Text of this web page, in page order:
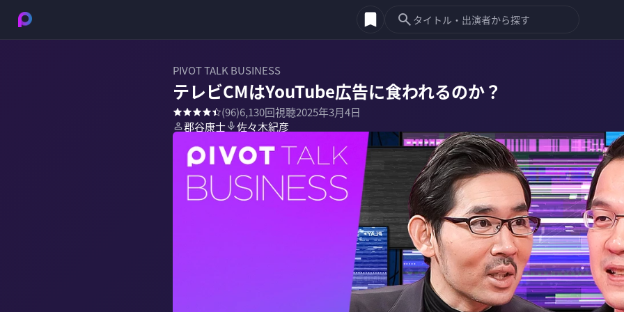
PIVOT TALK BUSINESS
テレビCMはYouTube広告に食われるのか？
(96)6,130回視聴2025年3月4日
郡谷康士
佐々木紀彦